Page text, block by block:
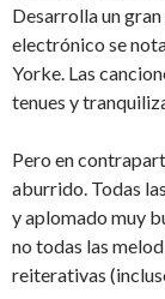
Desarrolla un
electrónico se
Yorke. Las
tenues y
Pero en
aburrido. Todas
y aplomado muy
no todas las
reiterativas